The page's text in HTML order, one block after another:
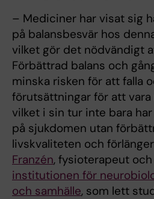
– Mediciner har visat sig
på balansbesvär hos
vilket gör det nödvändigt
Förbättrad balans och
minska risken för att falla
förutsättningar för att
vilket i sin tur inte bara
på sjukdomen utan
livskvaliteten och
Franzén, fysioterapeut
institutionen för
och samhälle, som lett